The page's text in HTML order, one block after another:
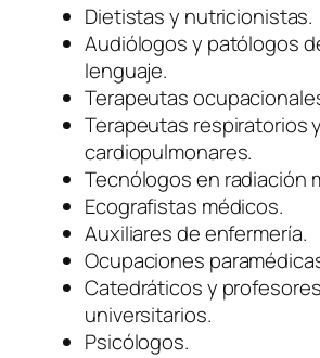
Dietistas y nutricionistas.
Audiólogos y patólogos
lenguaje.
Terapeutas
Terapeutas respiratorios
cardiopulmonares.
Tecnólogos en radiación
Ecografistas médicos.
Auxiliares de enfermería.
Ocupaciones
Catedráticos y profesores
universitarios.
Psicólogos.